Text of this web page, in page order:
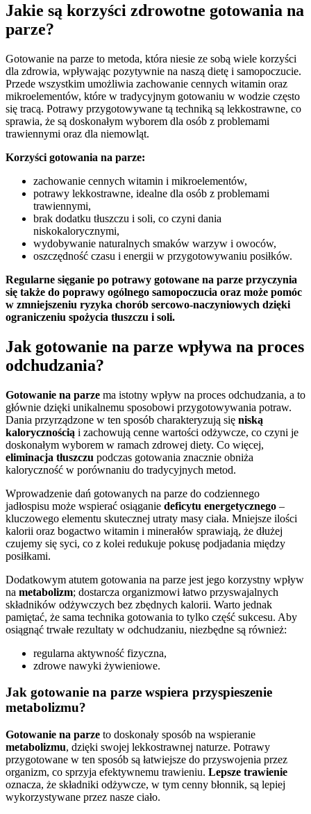
Jakie są korzyści zdrowotne gotowania na
parze?
Gotowanie na parze to metoda, która niesie ze sobą wiele korzyści
dla zdrowia, wpływając pozytywnie na naszą dietę i samopoczucie.
Przede wszystkim umożliwia zachowanie cennych witamin oraz
mikroelementów, które w tradycyjnym gotowaniu w wodzie często
się tracą. Potrawy przygotowywane tą techniką są lekkostrawne, co
sprawia, że są doskonałym wyborem dla osób z problemami
trawiennymi oraz dla niemowląt.
Korzyści gotowania na parze:
zachowanie cennych witamin i mikroelementów,
potrawy lekkostrawne, idealne dla osób z problemami
trawiennymi,
brak dodatku tłuszczu i soli, co czyni dania
niskokalorycznymi,
wydobywanie naturalnych smaków warzyw i owoców,
oszczędność czasu i energii w przygotowywaniu posiłków.
Regularne sięganie po potrawy gotowane na parze przyczynia
się także do poprawy ogólnego samopoczucia oraz może pomóc
w zmniejszeniu ryzyka chorób sercowo-naczyniowych dzięki
ograniczeniu spożycia tłuszczu i soli.
Jak gotowanie na parze wpływa na proces
odchudzania?
Gotowanie na parze ma istotny wpływ na proces odchudzania, a to
głównie dzięki unikalnemu sposobowi przygotowywania potraw.
Dania przyrządzone w ten sposób charakteryzują się niską
kalorycznością i zachowują cenne wartości odżywcze, co czyni je
doskonałym wyborem w ramach zdrowej diety. Co więcej,
eliminacja tłuszczu podczas gotowania znacznie obniża
kaloryczność w porównaniu do tradycyjnych metod.
Wprowadzenie dań gotowanych na parze do codziennego
jadłospisu może wspierać osiąganie deficytu energetycznego –
kluczowego elementu skutecznej utraty masy ciała. Mniejsze ilości
kalorii oraz bogactwo witamin i minerałów sprawiają, że dłużej
czujemy się syci, co z kolei redukuje pokusę podjadania między
posiłkami.
Dodatkowym atutem gotowania na parze jest jego korzystny wpływ
na metabolizm; dostarcza organizmowi łatwo przyswajalnych
składników odżywczych bez zbędnych kalorii. Warto jednak
pamiętać, że sama technika gotowania to tylko część sukcesu. Aby
osiągnąć trwałe rezultaty w odchudzaniu, niezbędne są również:
regularna aktywność fizyczna,
zdrowe nawyki żywieniowe.
Jak gotowanie na parze wspiera przyspieszenie
metabolizmu?
Gotowanie na parze to doskonały sposób na wspieranie
metabolizmu, dzięki swojej lekkostrawnej naturze. Potrawy
przygotowane w ten sposób są łatwiejsze do przyswojenia przez
organizm, co sprzyja efektywnemu trawieniu. Lepsze trawienie
oznacza, że składniki odżywcze, w tym cenny błonnik, są lepiej
wykorzystywane przez nasze ciało.